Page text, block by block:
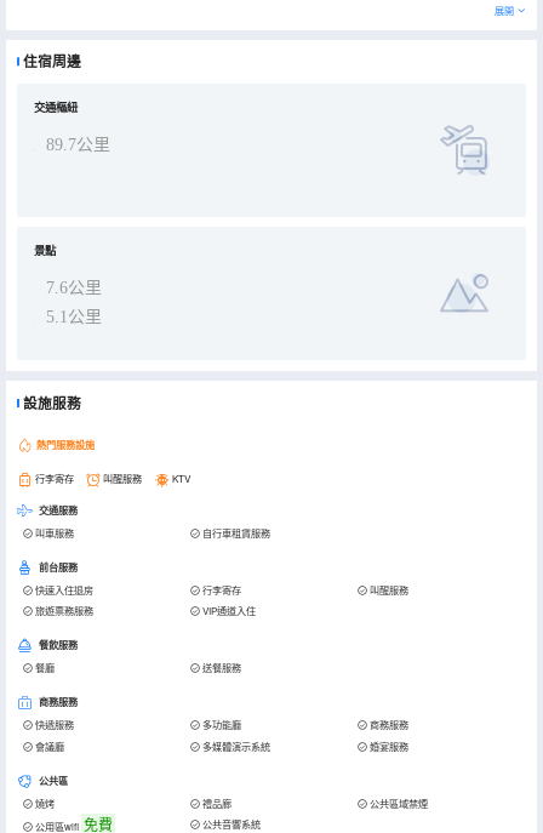
展開
住宿周邊
交通樞紐
89.7公里
景點
7.6公里
5.1公里
設施服務
熱門服務設施
行李寄存 叫醒服務 KTV
交通服務
叫車服務 自行車租賃服務
前台服務
快速入住退房 行李寄存
叫醒服務
旅遊票務服務
VIP通道入住
餐飲服務
餐廳 送餐服務
商務服務
快遞服務 多功能廳
商務服務
會議廳
多媒體演示系統 婚宴服務
公共區
燒烤 禮品廊
公共區域禁煙
公用區wifi 免費 公共音響系統